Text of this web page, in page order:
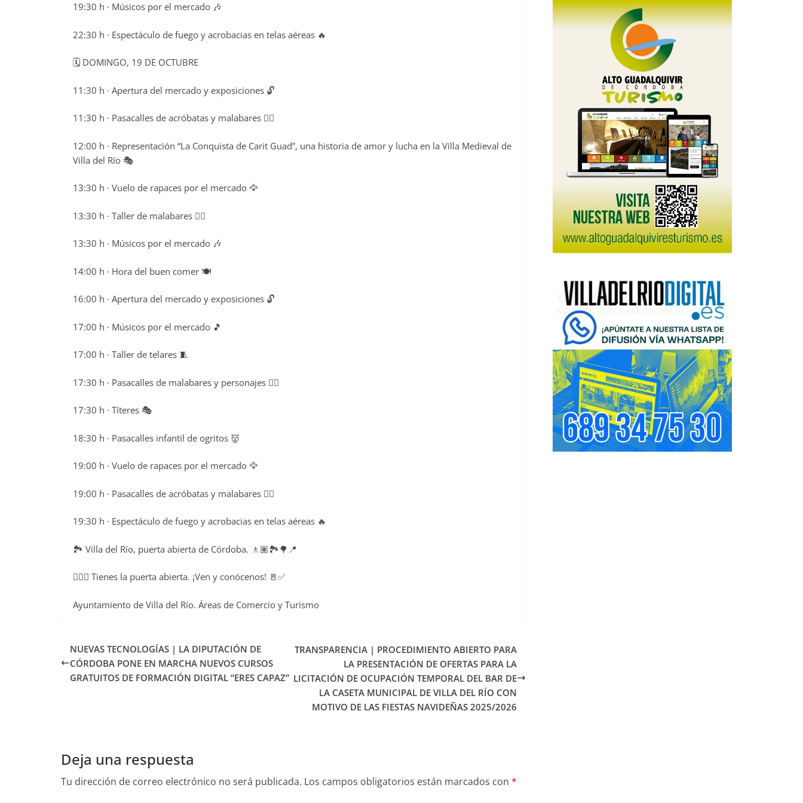
19:30 h · Músicos por el mercado 🎶
22:30 h · Espectáculo de fuego y acrobacias en telas aéreas 🔥
🗓️ DOMINGO, 19 DE OCTUBRE
11:30 h · Apertura del mercado y exposiciones 🔓
11:30 h · Pasacalles de acróbatas y malabares 🤸‍♂️
12:00 h · Representación “La Conquista de Carit Guad”, una historia de amor y lucha en la Villa Medieval de
Villa del Río 🎭
13:30 h · Vuelo de rapaces por el mercado 🦅
13:30 h · Taller de malabares 🤹‍♂️
13:30 h · Músicos por el mercado 🎶
14:00 h · Hora del buen comer 🍽️
16:00 h · Apertura del mercado y exposiciones 🔓
17:00 h · Músicos por el mercado 🎵
17:00 h · Taller de telares 🧵
17:30 h · Pasacalles de malabares y personajes 🤹‍♀️
17:30 h · Títeres 🎭
18:30 h · Pasacalles infantil de ogritos 👹
19:00 h · Vuelo de rapaces por el mercado 🦅
19:00 h · Pasacalles de acróbatas y malabares 🤸‍♂️
19:30 h · Espectáculo de fuego y acrobacias en telas aéreas 🔥
🏞️ Villa del Río, puerta abierta de Córdoba. 🚶🏽🏞️🌳📍
👉🏻😉 Tienes la puerta abierta. ¡Ven y conócenos! 🚪✅
Ayuntamiento de Villa del Río. Áreas de Comercio y Turismo
NUEVAS TECNOLOGÍAS | LA DIPUTACIÓN DE
CÓRDOBA PONE EN MARCHA NUEVOS CURSOS
GRATUITOS DE FORMACIÓN DIGITAL “ERES CAPAZ”
TRANSPARENCIA | PROCEDIMIENTO ABIERTO PARA
LA PRESENTACIÓN DE OFERTAS PARA LA
LICITACIÓN DE OCUPACIÓN TEMPORAL DEL BAR DE
LA CASETA MUNICIPAL DE VILLA DEL RÍO CON
MOTIVO DE LAS FIESTAS NAVIDEÑAS 2025/2026
Deja una respuesta
Tu dirección de correo electrónico no será publicada. Los campos obligatorios están marcados con *